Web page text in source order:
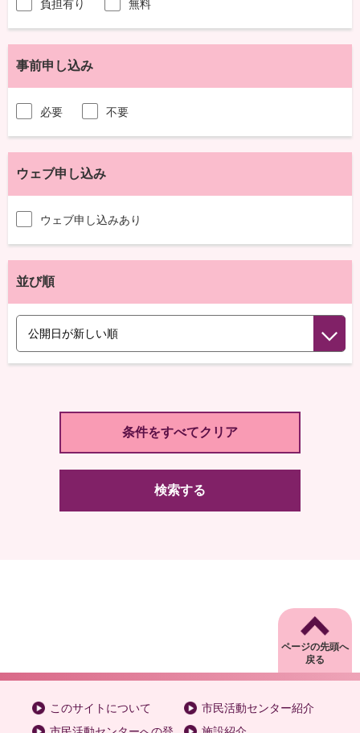
負担有り 無料
事前申し込み
必要 不要
ウェブ申し込み
ウェブ申し込みあり
並び順
検索する
ページの先頭へ
戻る
このサイトについて
市民活動センター紹介